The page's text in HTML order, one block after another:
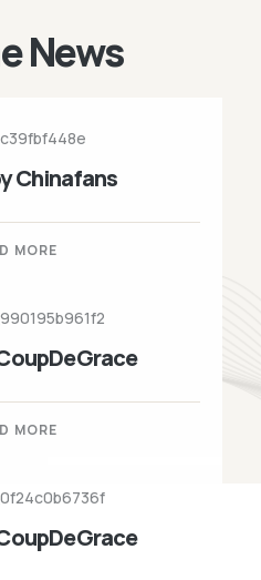
News
Chinafans
MORE
MORE